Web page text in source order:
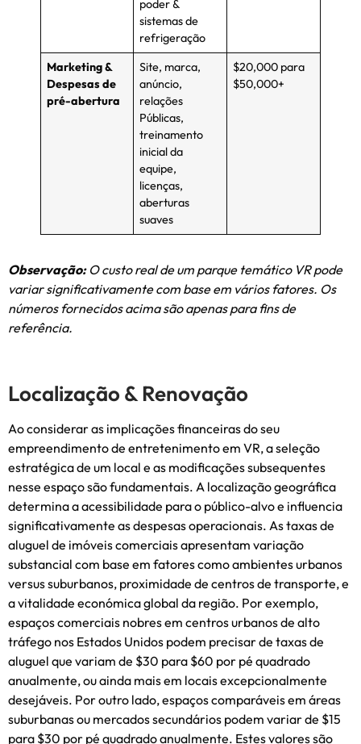
poder &
sistemas de
refrigeração
Marketing &
Despesas de
pré-abertura
Site, marca,
anúncio,
relações
Públicas,
treinamento
inicial da
equipe,
licenças,
aberturas
suaves
$20,000 para
$50,000+
Observação:O custo real de um parque temático VR pode
variar significativamente com base em vários fatores. Os
números fornecidos acima são apenas para fins de
referência.
Localização & Renovação
Ao considerar as implicações financeiras do seu
empreendimento de entretenimento em VR, a seleção
estratégica de um local e as modificações subsequentes
nesse espaço são fundamentais. A localização geográfica
determina a acessibilidade para o público-alvo e influencia
significativamente as despesas operacionais. As taxas de
aluguel de imóveis comerciais apresentam variação
substancial com base em fatores como ambientes urbanos
versus suburbanos, proximidade de centros de transporte, e
a vitalidade económica global da região. Por exemplo,
espaços comerciais nobres em centros urbanos de alto
tráfego nos Estados Unidos podem precisar de taxas de
aluguel que variam de $30 para $60 por pé quadrado
anualmente, ou ainda mais em locais excepcionalmente
desejáveis. Por outro lado, espaços comparáveis ​​em áreas
suburbanas ou mercados secundários podem variar de $15
para $30 por pé quadrado anualmente. Estes valores são